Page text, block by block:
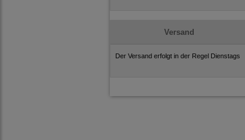
Versand
Der Versand erfolgt in der Regel Dienstags